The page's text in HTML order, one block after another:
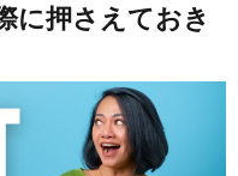
に押さえておき